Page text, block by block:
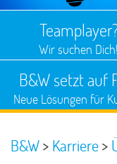
Wir suchen Dich!
B&W setzt auf
Neue Lösungen für
B&W> Karriere>